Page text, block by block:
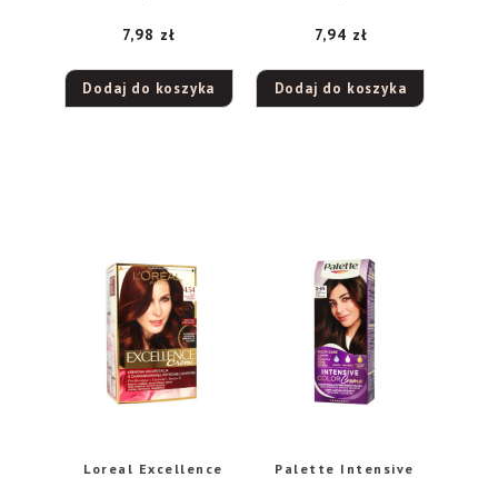
7,98 zł
Dodaj do koszyka
1szt
7,94 zł
Dodaj do koszyka
Loreal Excellence
Palette Intensive